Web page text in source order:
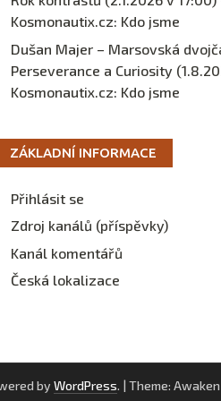
Kosmonautix.cz: Kdo jsme
Dušan Majer – Marsovská
Perseverance a Curiosity
Kosmonautix.cz: Kdo jsme
ZÁKLADNÍ INFORMACE
Přihlásit se
Zdroj kanálů (příspěvky)
Kanál komentářů
Česká lokalizace
by WordPress. | Theme: